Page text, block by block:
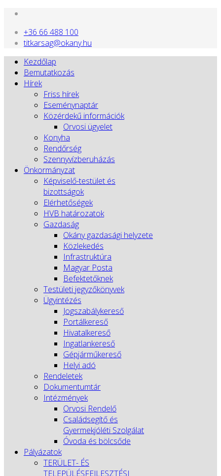
+36 66 488 100
titkarsag@okany.hu
Kezdőlap
Bemutatkozás
Hírek
Friss hírek
Eseménynaptár
Közérdekű információk
Orvosi ügyelet
Konyha
Rendőrség
Szennyvízberuházás
Önkormányzat
Képviselő-testület és
bizottságok
Elérhetőségek
HVB határozatok
Gazdaság
Okány gazdasági helyzete
Közlekedés
Infrastruktúra
Magyar Posta
Befektetőknek
Testületi jegyzőkönyvek
Ügyintézés
Jogszabálykereső
Portálkereső
Hivatalkereső
Ingatlankereső
Gépjárműkereső
Helyi adó
Rendeletek
Dokumentumtár
Intézmények
Orvosi Rendelő
Családsegítő és
Gyermekjóléti Szolgálat
Óvoda és bölcsőde
Pályázatok
TERÜLET- ÉS
TELEPÜLÉSFEJLESZTÉSI